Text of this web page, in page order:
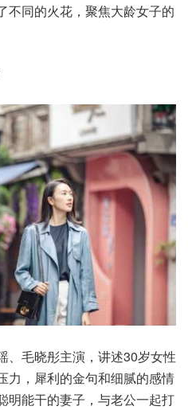
不同的火花，聚焦大龄女子的
、毛晓彤主演，讲述30岁女性
力，犀利的金句和细腻的感情
明能干的妻子，与老公一起打